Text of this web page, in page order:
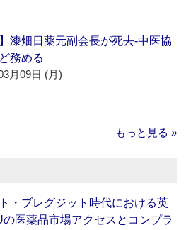
】漆畑日薬元副会長が死去‐中医協
務める
月09日 (月)
もっと見る »
ト・ブレグジット時代における英
の医薬品市場アクセスとコンプラ